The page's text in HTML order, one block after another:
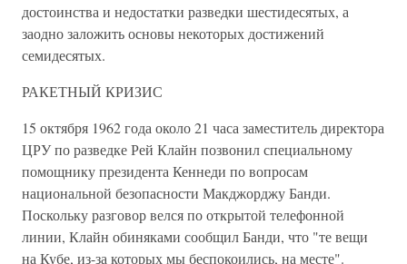
достоинства и недостатки разведки шестидесятых, а
заодно заложить основы некоторых достижений
семидесятых.
РАКЕТНЫЙ КРИЗИС
15 октября 1962 года около 21 часа заместитель директора
ЦРУ по разведке Рей Клайн позвонил специальному
помощнику президента Кеннеди по вопросам
национальной безопасности Макджорджу Банди.
Поскольку разговор велся по открытой телефонной
линии, Клайн обиняками сообщил Банди, что "те вещи
на Кубе, из-за которых мы беспокоились, на месте".